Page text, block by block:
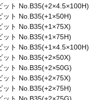
ット No.B35(+2×4.5×100H)
ット No.B35(+1×50H)
ット No.B35(+1×75X)
ット No.B35(+1×75H)
ット No.B35(+1×4.5×100H)
ット No.B35(+2×50X)
ット No.B35(+2×50G)
ット No.B35(+2×75X)
ット No.B35(+2×75H)